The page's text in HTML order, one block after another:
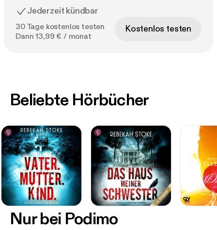
Romantik.
Jederzeit kündbar
30 Tage kostenlos testen
Dann 13,99 € / monat
Kostenlos testen
Nur bei Podimo
Beliebte Hörbücher